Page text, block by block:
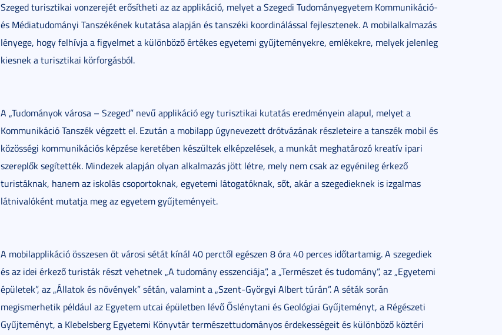
Szeged turisztikai vonzerejét erősítheti az az applikáció, melyet a Szegedi Tudományegyetem Kommunikáció-
és Médiatudományi Tanszékének kutatása alapján és tanszéki koordinálással fejlesztenek. A mobilalkalmazás
lényege, hogy felhívja a figyelmet a különböző értékes egyetemi gyűjteményekre, emlékekre, melyek jelenleg
kiesnek a turisztikai körforgásból.
A „Tudományok városa – Szeged” nevű applikáció egy turisztikai kutatás eredményein alapul, melyet a
Kommunikáció Tanszék végzett el. Ezután a mobilapp úgynevezett drótvázának részleteire a tanszék mobil és
közösségi kommunikációs képzése keretében készültek elképzelések, a munkát meghatározó kreatív ipari
szereplők segítették. Mindezek alapján olyan alkalmazás jött létre, mely nem csak az egyénileg érkező
turistáknak, hanem az iskolás csoportoknak, egyetemi látogatóknak, sőt, akár a szegedieknek is izgalmas
látnivalóként mutatja meg az egyetem gyűjteményeit.
A mobilapplikáció összesen öt városi sétát kínál 40 perctől egészen 8 óra 40 perces időtartamig. A szegediek
és az idei érkező turisták részt vehetnek „A tudomány esszenciája”, a „Természet és tudomány”, az „Egyetemi
épületek”, az „Állatok és növények” sétán, valamint a „Szent-Györgyi Albert túrán”. A séták során
megismerhetik például az Egyetem utcai épületben lévő Őslénytani és Geológiai Gyűjteményt, a Régészeti
Gyűjteményt, a Klebelsberg Egyetemi Könyvtár természettudományos érdekességeit és különböző köztéri